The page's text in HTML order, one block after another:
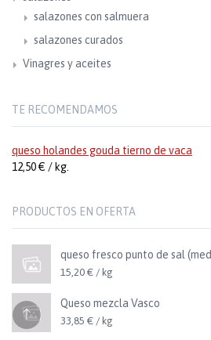
salazones con salmuera
salazones curados
Vinagres y aceites
TE RECOMENDAMOS
queso holandes gouda tierno de vaca
12,50 € / kg.
PRODUCTOS EN OFERTA
queso fresco punto de sal
15,20 € / kg
Queso mezcla Vasco
33,85 € / kg